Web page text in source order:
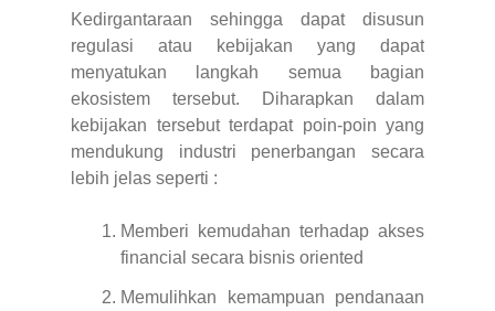
Kedirgantaraan sehingga dapat disusun
regulasi atau kebijakan yang dapat
menyatukan langkah semua bagian
ekosistem tersebut. Diharapkan dalam
kebijakan tersebut terdapat poin-poin yang
mendukung industri penerbangan secara
lebih jelas seperti :
Memberi kemudahan terhadap akses
financial secara bisnis oriented
Memulihkan kemampuan pendanaan